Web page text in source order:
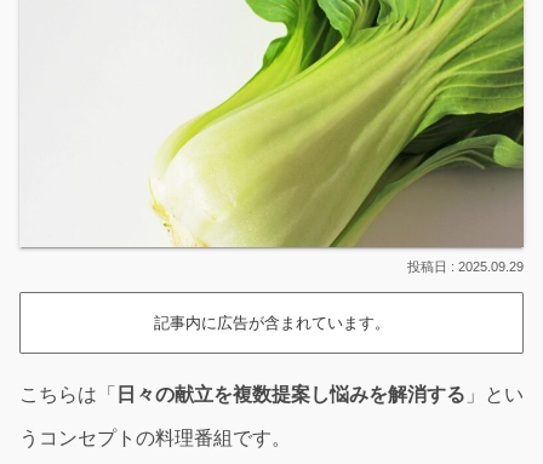
2025.09.29
記事内に広告が含まれています。
こちらは「 日々の献立を複数提案し悩みを解消する 」とい
うコンセプトの料理番組です。